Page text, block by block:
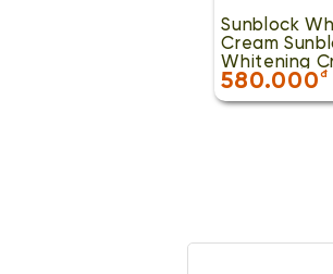
Sunblock
Cream
Whitening
Sunblock
Cream
580.000đ